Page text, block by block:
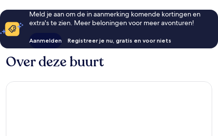
Meld je aan om de in aanmerking komende kortingen en
extra's te zien. Meer beloningen voor meer avonturen!
Aanmelden Registreer je nu, gratis en voor niets
Over deze buurt